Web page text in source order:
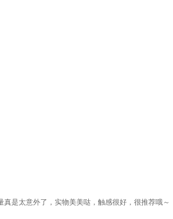
是太意外了，实物美美哒，触感很好，很推荐哦～